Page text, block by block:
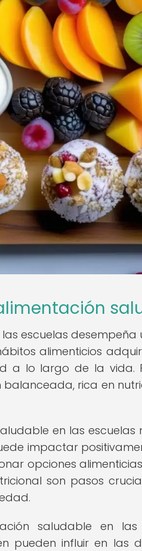
escuelas
alimenticios
a lo largo de la vida.
rica en
en las
impactar
opciones
son pasos
saludable en
pueden influir en las